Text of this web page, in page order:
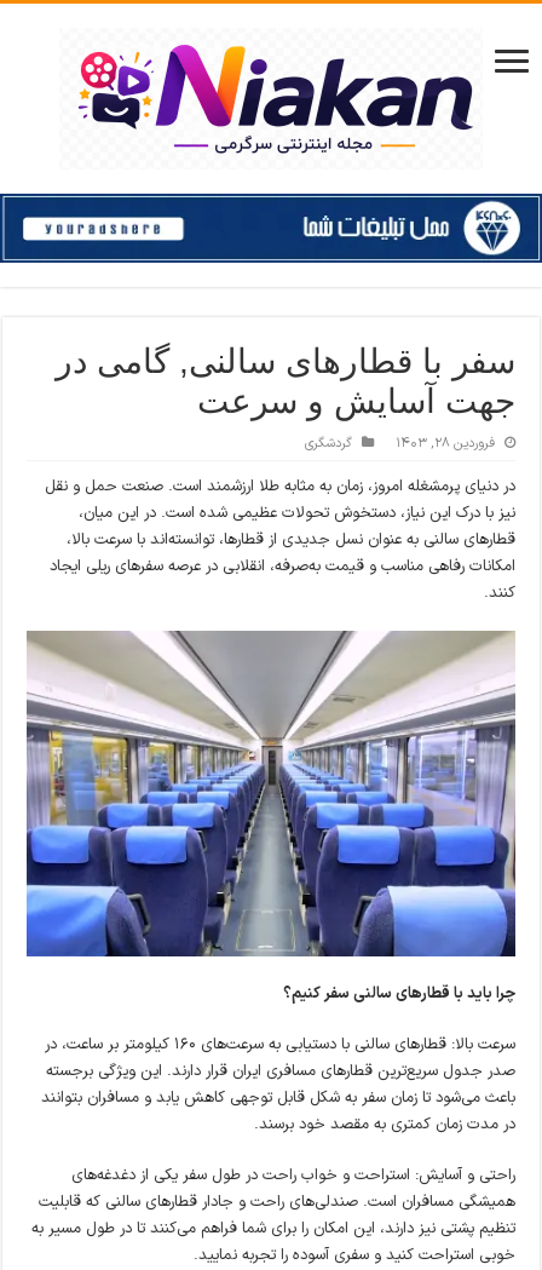
سفر با قطارهای سالنی, گامی در
جهت آسایش و سرعت
فروردین ۲۸, ۱۴۰۳ گردشگری
در دنیای پرمشغله امروز، زمان به مثابه طلا ارزشمند است. صنعت حمل و نقل
نیز با درک این نیاز، دستخوش تحولات عظیمی شده است. در این میان،
قطارهای سالنی به عنوان نسل جدیدی از قطارها، توانسته‌اند با سرعت بالا،
امکانات رفاهی مناسب و قیمت به‌صرفه، انقلابی در عرصه سفرهای ریلی ایجاد
کنند.
چرا باید با قطارهای سالنی سفر کنیم؟
سرعت بالا: قطارهای سالنی با دستیابی به سرعت‌های ۱۶۰ کیلومتر بر ساعت، در
صدر جدول سریع‌ترین قطارهای مسافری ایران قرار دارند. این ویژگی برجسته
باعث می‌شود تا زمان سفر به شکل قابل توجهی کاهش یابد و مسافران بتوانند
در مدت زمان کمتری به مقصد خود برسند.
راحتی و آسایش: استراحت و خواب راحت در طول سفر یکی از دغدغه‌های
همیشگی مسافران است. صندلی‌های راحت و جادار قطارهای سالنی که قابلیت
تنظیم پشتی نیز دارند، این امکان را برای شما فراهم می‌کنند تا در طول مسیر به
خوبی استراحت کنید و سفری آسوده را تجربه نمایید.